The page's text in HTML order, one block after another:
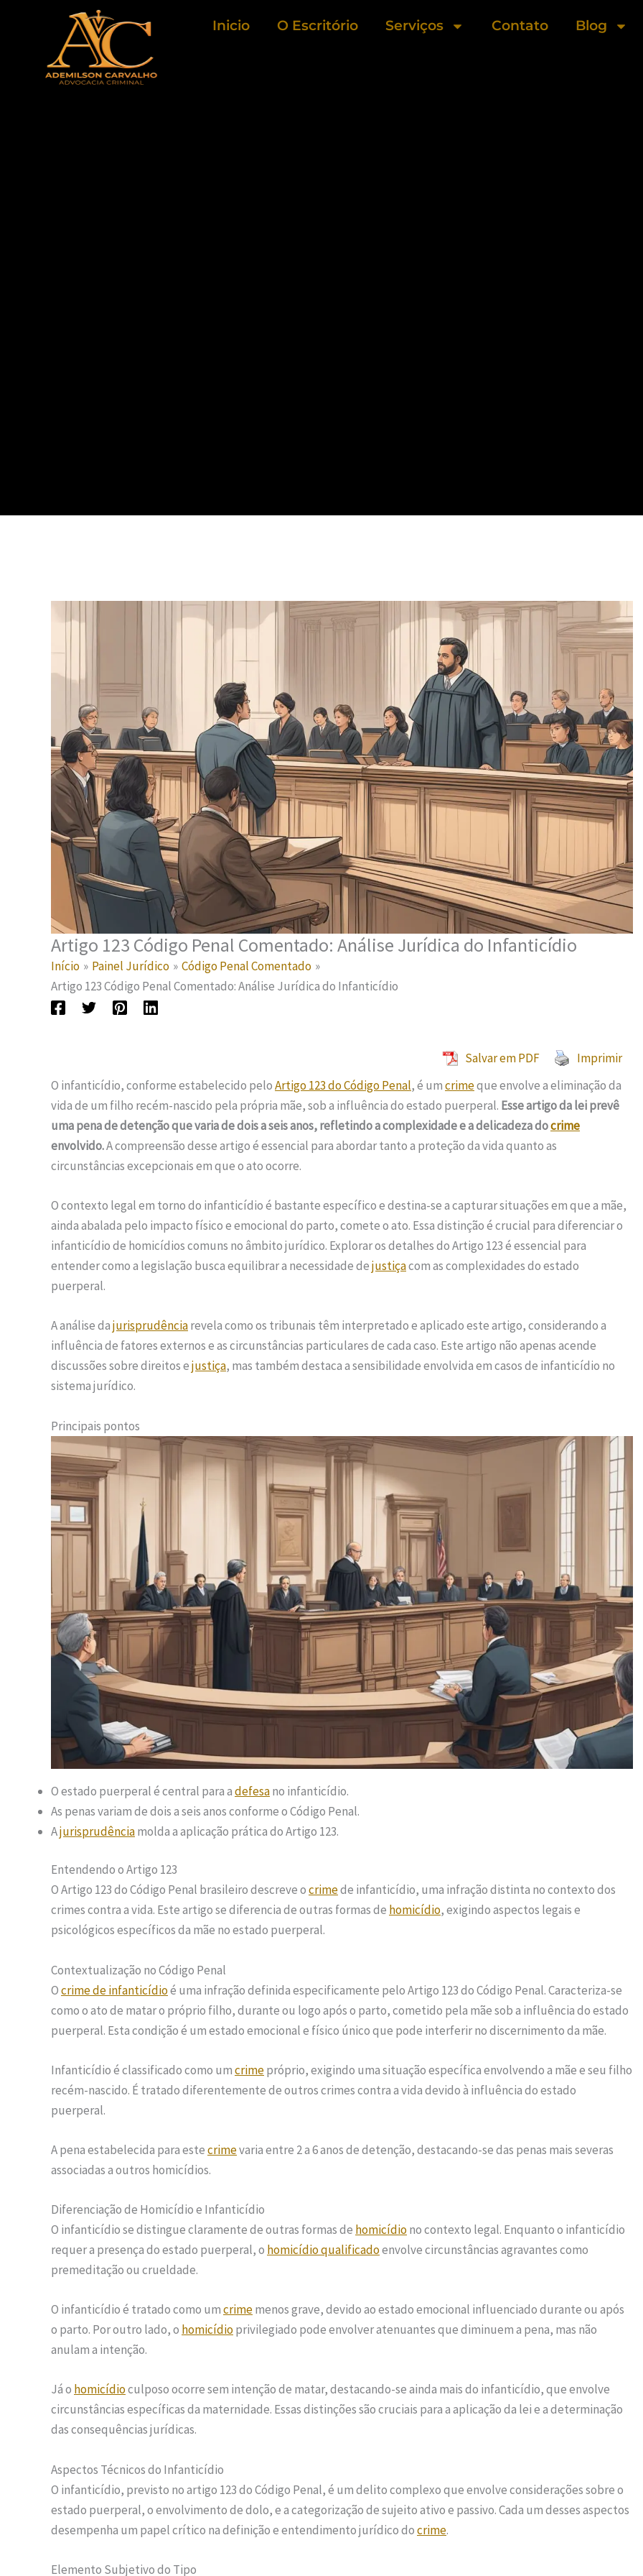
conteúdo
Inicio O Escritório Serviços Contato Blog
Artigo 123 Código Penal Comentado: Análise Jurídica do Infanticídio
Início Painel Jurídico
Código Penal Comentado
Artigo 123 Código Penal Comentado: Análise Jurídica do Infanticídio
Salvar em PDF
Imprimir
O infanticídio, conforme estabelecido peloArtigo 123 do Código Penal, é umcrimeque envolve a eliminação da
vida de um filho recém-nascido pela própria mãe, sob a influência do estado puerperal. Esse artigo da lei prevê
uma pena de detenção que varia de dois a seis anos, refletindo a complexidade e a delicadeza docrime
envolvido.A compreensão desse artigo é essencial para abordar tanto a proteção da vida quanto as
circunstâncias excepcionais em que o ato ocorre.
O contexto legal em torno do infanticídio é bastante específico e destina-se a capturar situações em que a mãe,
ainda abalada pelo impacto físico e emocional do parto, comete o ato. Essa distinção é crucial para diferenciar o
infanticídio de homicídios comuns no âmbito jurídico. Explorar os detalhes do Artigo 123 é essencial para
entender como a legislação busca equilibrar a necessidade dejustiçacom as complexidades do estado
puerperal.
A análise dajurisprudênciarevela como os tribunais têm interpretado e aplicado este artigo, considerando a
influência de fatores externos e as circunstâncias particulares de cada caso. Este artigo não apenas acende
discussões sobre direitos ejustiça, mas também destaca a sensibilidade envolvida em casos de infanticídio no
sistema jurídico.
Principais pontos
O estado puerperal é central para adefesano infanticídio.
As penas variam de dois a seis anos conforme o Código Penal.
Ajurisprudênciamolda a aplicação prática do Artigo 123.
Entendendo o Artigo 123
O Artigo 123 do Código Penal brasileiro descreve ocrimede infanticídio, uma infração distinta no contexto dos
crimes contra a vida. Este artigo se diferencia de outras formas de homicídio, exigindo aspectos legais e
psicológicos específicos da mãe no estado puerperal.
Contextualização no Código Penal
Ocrime de infanticídioé uma infração definida especificamente pelo Artigo 123 do Código Penal. Caracteriza-se
como o ato de matar o próprio filho, durante ou logo após o parto, cometido pela mãe sob a influência do estado
puerperal. Esta condição é um estado emocional e físico único que pode interferir no discernimento da mãe.
Infanticídio é classificado como umcrimepróprio, exigindo uma situação específica envolvendo a mãe e seu filho
recém-nascido. É tratado diferentemente de outros crimes contra a vida devido à influência do estado
puerperal.
A pena estabelecida para estecrimevaria entre 2 a 6 anos de detenção, destacando-se das penas mais severas
associadas a outros homicídios.
Diferenciação de Homicídio e Infanticídio
O infanticídio se distingue claramente de outras formas de homicídiono contexto legal. Enquanto o infanticídio
requer a presença do estado puerperal, o homicídio qualificadoenvolve circunstâncias agravantes como
premeditação ou crueldade.
O infanticídio é tratado como umcrimemenos grave, devido ao estado emocional influenciado durante ou após
o parto. Por outro lado, o homicídioprivilegiado pode envolver atenuantes que diminuem a pena, mas não
anulam a intenção.
Já o homicídioculposo ocorre sem intenção de matar, destacando-se ainda mais do infanticídio, que envolve
circunstâncias específicas da maternidade. Essas distinções são cruciais para a aplicação da lei e a determinação
das consequências jurídicas.
Aspectos Técnicos do Infanticídio
O infanticídio, previsto no artigo 123 do Código Penal, é um delito complexo que envolve considerações sobre o
estado puerperal, o envolvimento de dolo, e a categorização de sujeito ativo e passivo. Cada um desses aspectos
desempenha um papel crítico na definição e entendimento jurídico docrime.
Elemento Subjetivo do Tipo